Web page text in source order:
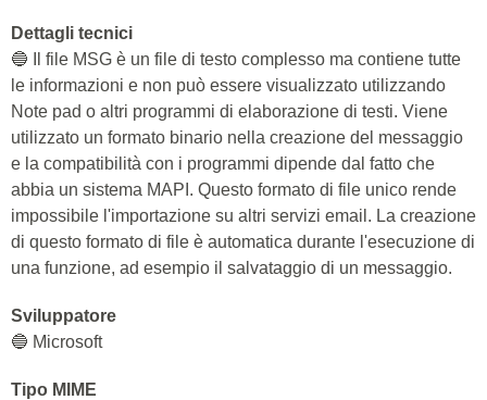
Dettagli tecnici
🔵 Il file MSG è un file di testo complesso ma contiene tutte
le informazioni e non può essere visualizzato utilizzando
Note pad o altri programmi di elaborazione di testi. Viene
utilizzato un formato binario nella creazione del messaggio
e la compatibilità con i programmi dipende dal fatto che
abbia un sistema MAPI. Questo formato di file unico rende
impossibile l'importazione su altri servizi email. La creazione
di questo formato di file è automatica durante l'esecuzione di
una funzione, ad esempio il salvataggio di un messaggio.
Sviluppatore
🔵 Microsoft
Tipo MIME